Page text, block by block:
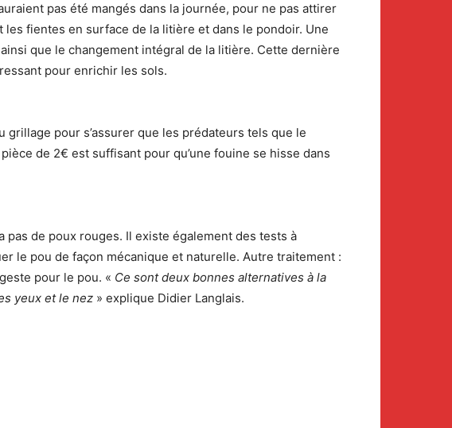
pas été mangés dans la journée, pour ne pas attirer
fientes en surface de la litière et dans le pondoir. Une
que le changement intégral de la litière. Cette dernière
pour enrichir les sols.
pour s’assurer que les prédateurs tels que le
de 2€ est suffisant pour qu’une fouine se hisse dans
pas de poux rouges. Il existe également des tests à
le pou de façon mécanique et naturelle. Autre traitement :
pour le pou. « Ce sont deux bonnes alternatives à la
yeux et le nez » explique Didier Langlais.